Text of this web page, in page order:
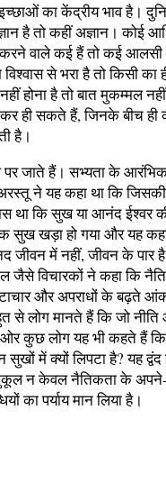
का केंद्रीय भाव है।
है तो कहीं अज्ञान। कोई
वाले कई हैं तो कई आलसी
से भरा है तो किसी
होना है तो बात मुकम्मल
ही सकते हैं, जिनके बीच ही
है।
हैं। सभ्यता के आरंभिक
ने यह कहा था कि
था कि सुख या आनंद ईश्वर
सुख खड़ा हो गया और यह
में नहीं, जीवन के पार
जैसे विचारकों ने कहा कि
और अपराधों के बढ़ते
से लोग मानते हैं कि जो
कुछ लोग यह भी कहते हैं कि
सुखों में क्यों लिपटा है? यह
न केवल नैतिकता के
का पर्याय मान लिया है।